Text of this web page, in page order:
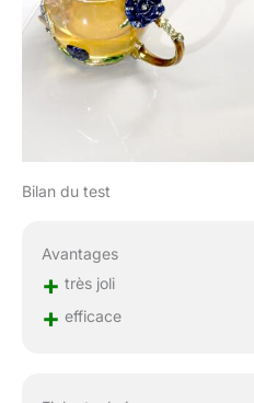
Bilan du test
Avantages
+ très joli
+ efficace